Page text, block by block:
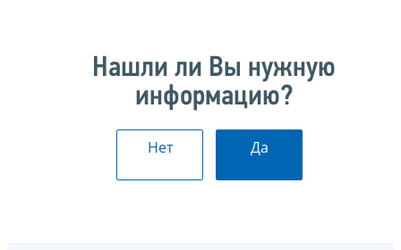
Нашли ли Вы нужную
информацию?
Нет Да